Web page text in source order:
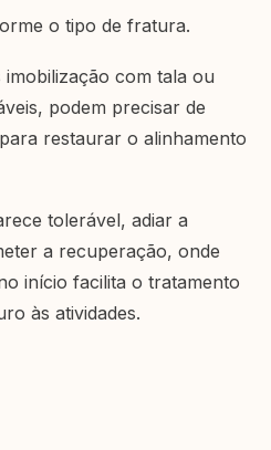
o tipo de fratura.
imobilização com tala ou
podem precisar de
restaurar o alinhamento
tolerável, adiar a
a recuperação, onde
início facilita o tratamento
às atividades.